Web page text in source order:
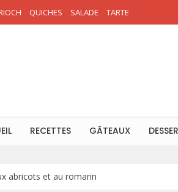
QUICHES SALADE TARTE
RECETTES GÂTEAUX
abricots et au romarin